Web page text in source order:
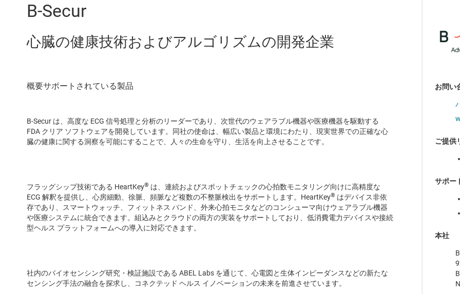
B-Secur
心臓の健康技術およびアルゴリズムの開発企業
B-Secur は、高度な ECG 信号処理と分析のリーダーであり、次世代のウェアラブル機器や医療機器を駆動する
FDA クリア ソフトウェアを開発しています。同社の使命は、幅広い製品と環境にわたり、現実世界での正確な心
臓の健康に関する洞察を可能にすることで、人々の生命を守り、生活を向上させることです。
フラッグシップ技術である HeartKey® は、連続およびスポットチェックの心拍数モニタリング向けに高精度な
ECG 解釈を提供し、心房細動、徐脈、頻脈など複数の不整脈検出をサポートします。HeartKey® はデバイス非依
存であり、スマートウォッチ、フィットネス バンド、外来心拍モニタなどのコンシューマ向けウェアラブル機器
や医療システムに統合できます。組込みとクラウドの両方の実装をサポートしており、低消費電力デバイスや接続
型ヘルス プラットフォームへの導入に対応できます。
社内のバイオセンシング研究・検証施設である ABEL Labs を通じて、心電図と生体インピーダンスなどの新たな
センシング手法の融合を探求し、コネクテッド ヘルス イノベーションの未来を前進させています。
お問い
ご提供
サポー
本社